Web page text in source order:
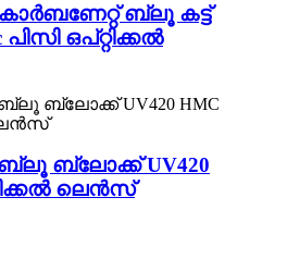
ബ്ലൂ കട്ട്
പിസി ഒപ്റ്റിക്കൽ
ബ്ലൂ ബ്ലോക്ക് UV420
ലെൻസ്